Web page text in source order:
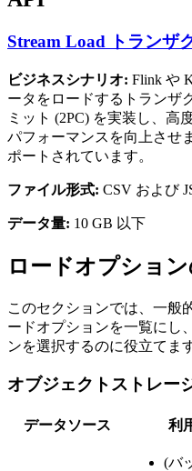
Stream Load トランザ
ビジネスシナリオ: Flink や
ータをロードするトランザ
ミット (2PC) を実装し、高
パフォーマンスを向上させ
ポートされています。
ファイル形式: CSV および
データ量: 10 GB 以下
ロードオプショ
このセクションでは、一般
ードオプションを一覧にし
ンを選択するのに役立てま
オブジェクトストレー
データソース 利
(バ